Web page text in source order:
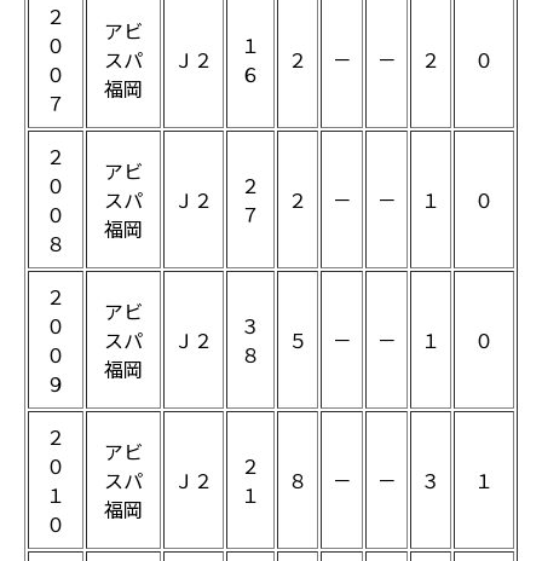
２
０
０
７
アビ
スパ
福岡
Ｊ２
１
６
２ － － ２ ０
２
０
０
８
アビ
スパ
福岡
Ｊ２
２
７
２ － － １ ０
２
０
０
９
アビ
スパ
福岡
Ｊ２
３
８
５ － － １ ０
２
０
１
０
アビ
スパ
福岡
Ｊ２
２
１
８ － － ３ １